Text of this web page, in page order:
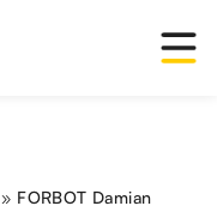
» FORBOT Damian